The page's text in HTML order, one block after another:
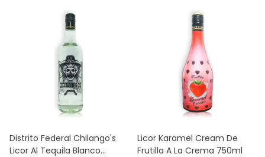
Distrito Federal Chilango's
Licor Al Tequila Blanco
Licor Karamel Cream De
Frutilla A La Crema 750ml